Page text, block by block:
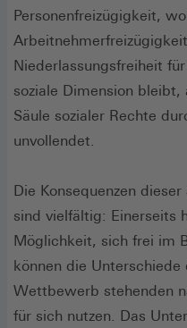
Personenfreizügigkeit,
Niederlassungsfreiheit
soziale Dimension
Säule sozialer Rechte
unvollendet.
Die Konsequenzen
sind vielfältig: Einerseits
Möglichkeit, sich frei im
können die
Wettbewerb stehenden
für sich nutzen. Das